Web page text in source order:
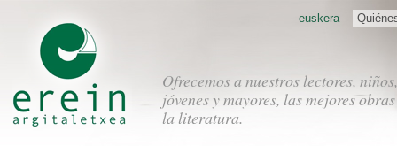
Ofrecemos a nuestros lectores, niños,
jóvenes y mayores, las mejores
la literatura.
euskera